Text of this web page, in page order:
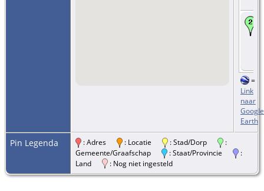
=
Link
naar
Google
Earth
Pin Legenda : Adres : Locatie : Stad/Dorp
:
Gemeente/Graafschap
: Staat/Provincie
:
Land
: Nog niet ingesteld